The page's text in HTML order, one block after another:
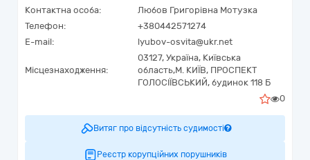
Контактна особа:
Любов Григорівна Мотузка
Телефон:
+380442571274
E-mail:
lyubov-osvita@ukr.net
Місцезнаходження:
03127, Україна, Київська
область,М. КИЇВ, ПРОСПЕКТ
ГОЛОСІЇВСЬКИЙ, будинок 118 Б
0
Витяг про відсутність судимості
Реєстр корупційних порушників